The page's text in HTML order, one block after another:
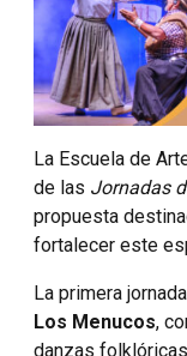
La Escuela de
de las Jornadas
propuesta
fortalecer este
La primera
Los Menucos,
danzas